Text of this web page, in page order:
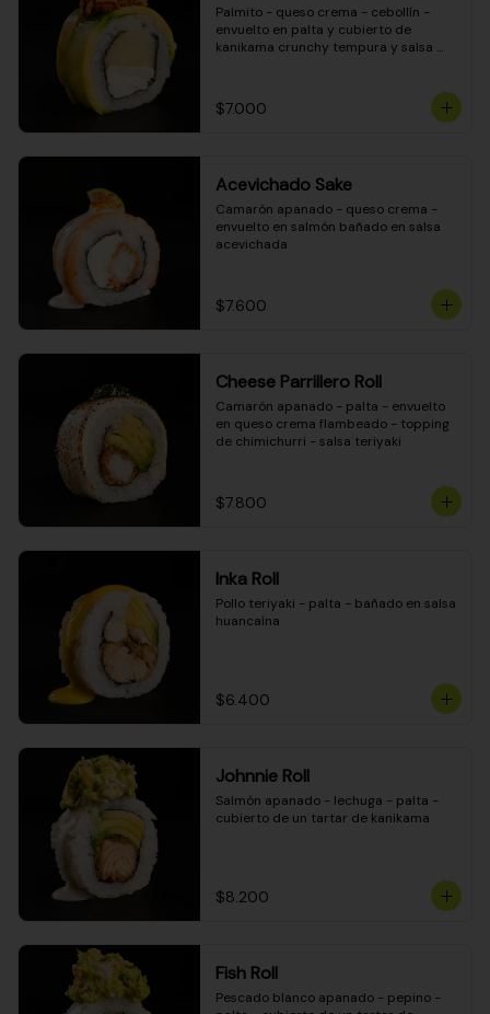
Palmito - queso crema - cebollín -
envuelto en palta y cubierto de
kanikama crunchy tempura y salsa
$7.000
Acevichado Sake
Camarón apanado - queso crema -
envuelto en salmón bañado en salsa
acevichada
$7.600
Cheese Parrillero Roll
Camarón apanado - palta - envuelto
en queso crema flambeado - topping
de chimichurri - salsa teriyaki
$7.800
Inka Roll
Pollo teriyaki - palta - bañado en salsa
huancaína
$6.400
Johnnie Roll
Salmón apanado - lechuga - palta -
cubierto de un tartar de kanikama
$8.200
Fish Roll
Pescado blanco apanado - pepino -